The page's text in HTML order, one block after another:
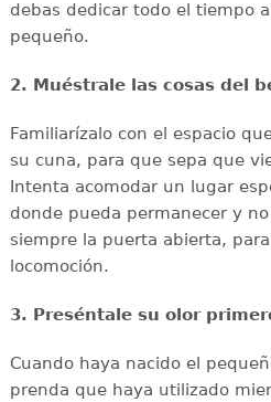
debas dedicar todo el tiempo
pequeño.
2. Muéstrale las cosas del
Familiarízalo con el espacio
su cuna, para que sepa que
Intenta acomodar un lugar
donde pueda permanecer y
siempre la puerta abierta,
locomoción.
3. Preséntale su olor
Cuando haya nacido el
prenda que haya utilizado